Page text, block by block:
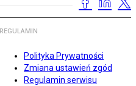
REGULAMIN
Polityka Prywatności
Zmiana ustawień zgód
Regulamin serwisu